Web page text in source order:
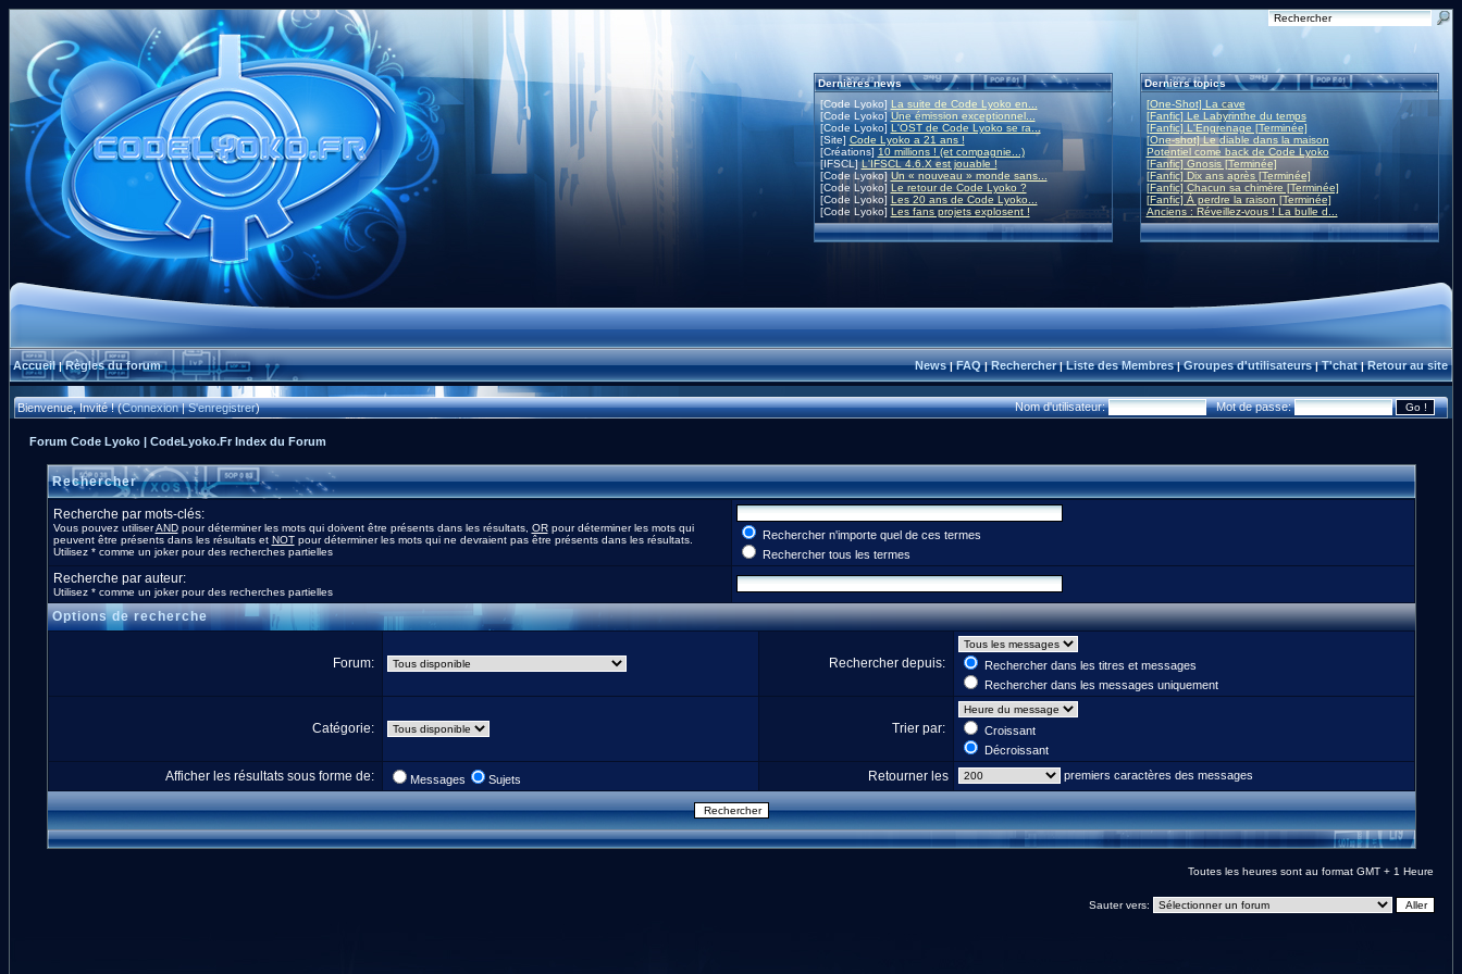
Dernières news
[Code Lyoko] La suite de Code Lyoko en...
[Code Lyoko]Une émission exceptionnel...
[Code Lyoko] L'OST de Code Lyoko se ra...
[Site] Code Lyoko a 21 ans !
[Créations] 10 millions ! (et compagnie...)
[IFSCL]L'IFSCL 4.6.X est jouable !
[Code Lyoko] Un « nouveau » monde sans...
[Code Lyoko] Le retour de Code Lyoko ?
[Code Lyoko] Les 20 ans de Code Lyoko...
[Code Lyoko] Les fans projets explosent !
Derniers topics
[One-Shot] La cave
[Fanfic] Le Labyrinthe du temps
[Fanfic] L'Engrenage [Terminée]
[One-shot] Le diable dans la maison
Potentiel come back de Code Lyoko
[Fanfic] Gnosis [Terminée]
[Fanfic] Dix ans après [Terminée]
[Fanfic] Chacun sa chimère [Terminée]
[Fanfic] À perdre la raison [Terminée]
Anciens : Réveillez-vous ! La bulle d...
Accueil|Règles du forum News|FAQ|Rechercher|Liste des Membres|Groupes d'utilisateurs|T'chat|Retour au site
Bienvenue, Invité ! (Connexion|S'enregistrer) Nom d'utilisateur: Mot de passe:
Forum Code Lyoko | CodeLyoko.Fr Index du Forum
Rechercher
Recherche par mots-clés:
Vous pouvez utiliserANDpour déterminer les mots qui doivent être présents dans les résultats, ORpour déterminer les mots qui
peuvent être présents dans les résultats et NOTpour déterminer les mots qui ne devraient pas être présents dans les résultats.
Utilisez * comme un joker pour des recherches partielles
Rechercher n'importe quel de ces termes
Rechercher tous les termes
Recherche par auteur:
Utilisez * comme un joker pour des recherches partielles
Options de recherche
Forum: Rechercher depuis:
Rechercher dans les titres et messages
Rechercher dans les messages uniquement
Catégorie: Trier par:
Croissant
Décroissant
Afficher les résultats sous forme de: Messages Sujets Retourner les premiers caractères des messages
Toutes les heures sont au format GMT + 1 Heure
Sauter vers: